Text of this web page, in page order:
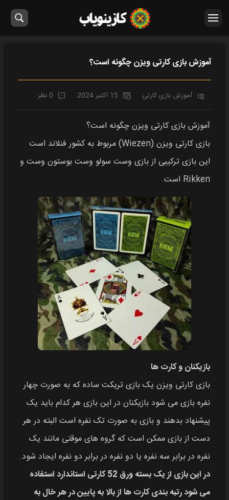
آموزش بازی کارتی ویزن چگونه است؟
آموزش بازی کارتی 15 اکتبر 2024 0 نظر
آموزش بازی کارتی ویزن چگونه است؟
بازی کارتی ویزن (Wiezen) مربوط به کشور فنلاند است
این بازی ترکیبی از بازی وست سولو وست بوستون وست و
Rikken است.
بازیکنان و کارت‌ ها
بازی کارتی ویزن یک بازی تریکت ساده که به صورت چهار
نفره بازی می‌ شود بازیکنان در این بازی هر کدام باید یک
پیشنهاد بدهند و بازی به صورت تک نفره است البته در هر
دست از بازی ممکن است که گروه‌ های موقتی مانند یک
نفره در برابر سه نفره یا دو نفره در برابر دو نفره ایجاد شود.
در این بازی از یک بسته ورق 52 کارتی استاندارد استفاده
می‌ شود رتبه‌ بندی کارت‌ ها از بالا به پایین در هر خال به